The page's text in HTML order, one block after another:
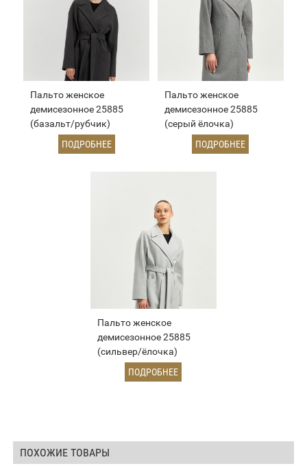
Пальто женское
демисезонное 25885
(базальт/рубчик)
ПОДРОБНЕЕ
Пальто женское
демисезонное 25885
(серый ёлочка)
ПОДРОБНЕЕ
Пальто женское
демисезонное 25885
(сильвер/ёлочка)
ПОДРОБНЕЕ
ПОХОЖИЕ ТОВАРЫ